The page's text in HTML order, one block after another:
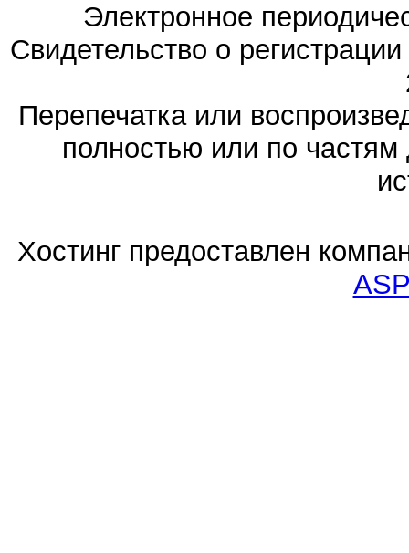
Электронное
Свидетельство о
Перепечатка или
полностью или по частям
Хостинг предоставлен